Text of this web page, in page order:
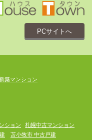
PCサイトへ
築マンション
ション
札幌中古マンション
苫小牧市 中古戸建